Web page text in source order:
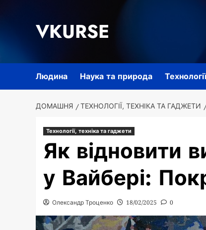
VKURSE
Людина Наука та природа
ДОМАШНЯ ТЕХНОЛОГІЇ, ТЕХНІКА ТА ГАДЖЕТИ
Технології, техніка та гаджети
Як відновити
у Вайбері:
Олександр Троценко 18/02/2025 0